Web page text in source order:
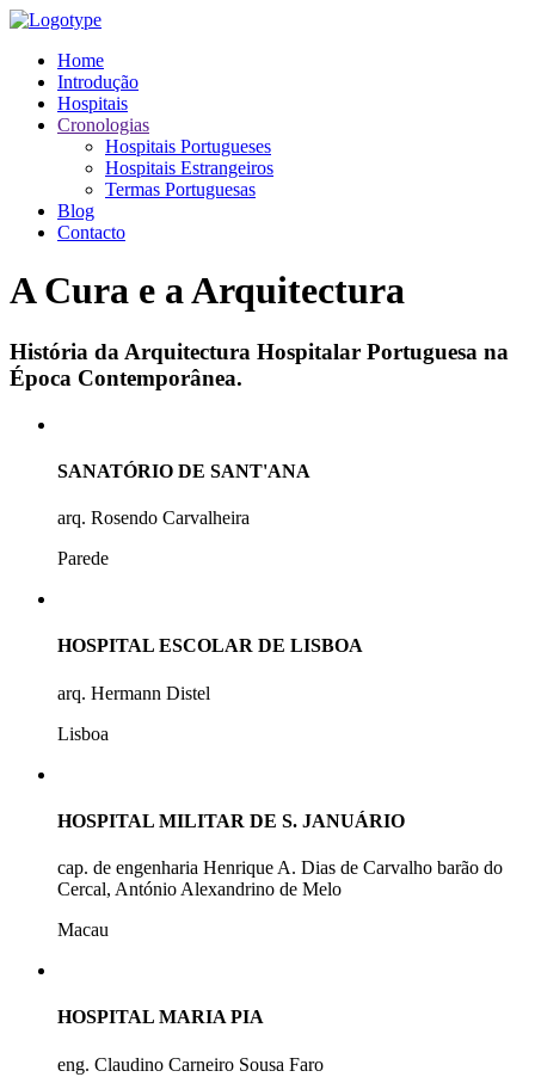
Home
Introdução
Hospitais
Cronologias
Hospitais Portugueses
Hospitais Estrangeiros
Termas Portuguesas
Blog
Contacto
A Cura e a Arquitectura
História da Arquitectura Hospitalar Portuguesa na
Época Contemporânea.
SANATÓRIO DE SANT'ANA
arq. Rosendo Carvalheira
Parede
HOSPITAL ESCOLAR DE LISBOA
arq. Hermann Distel
Lisboa
HOSPITAL MILITAR DE S. JANUÁRIO
cap. de engenharia Henrique A. Dias de Carvalho barão do
Cercal, António Alexandrino de Melo
Macau
HOSPITAL MARIA PIA
eng. Claudino Carneiro Sousa Faro